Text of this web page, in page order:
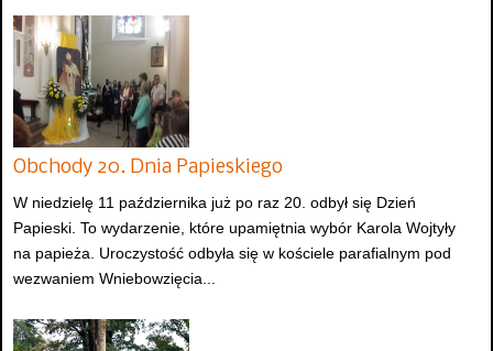
Obchody 20. Dnia Papieskiego
W niedzielę 11 października już po raz 20. odbył się Dzień
Papieski. To wydarzenie, które upamiętnia wybór Karola Wojtyły
na papieża. Uroczystość odbyła się w kościele parafialnym pod
wezwaniem Wniebowzięcia...